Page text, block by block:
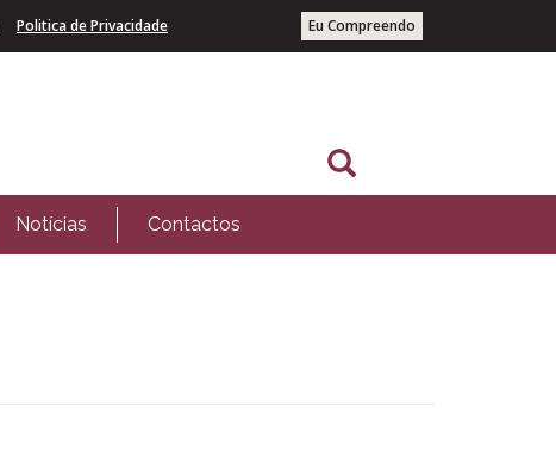
Eu Compreendo
Politica de Privacidade
Notícias Contactos